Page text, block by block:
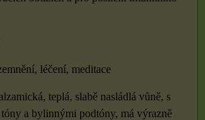
léčení, meditace
teplá, slabě nasládlá vůně, s
a bylinnými podtóny, má výrazně